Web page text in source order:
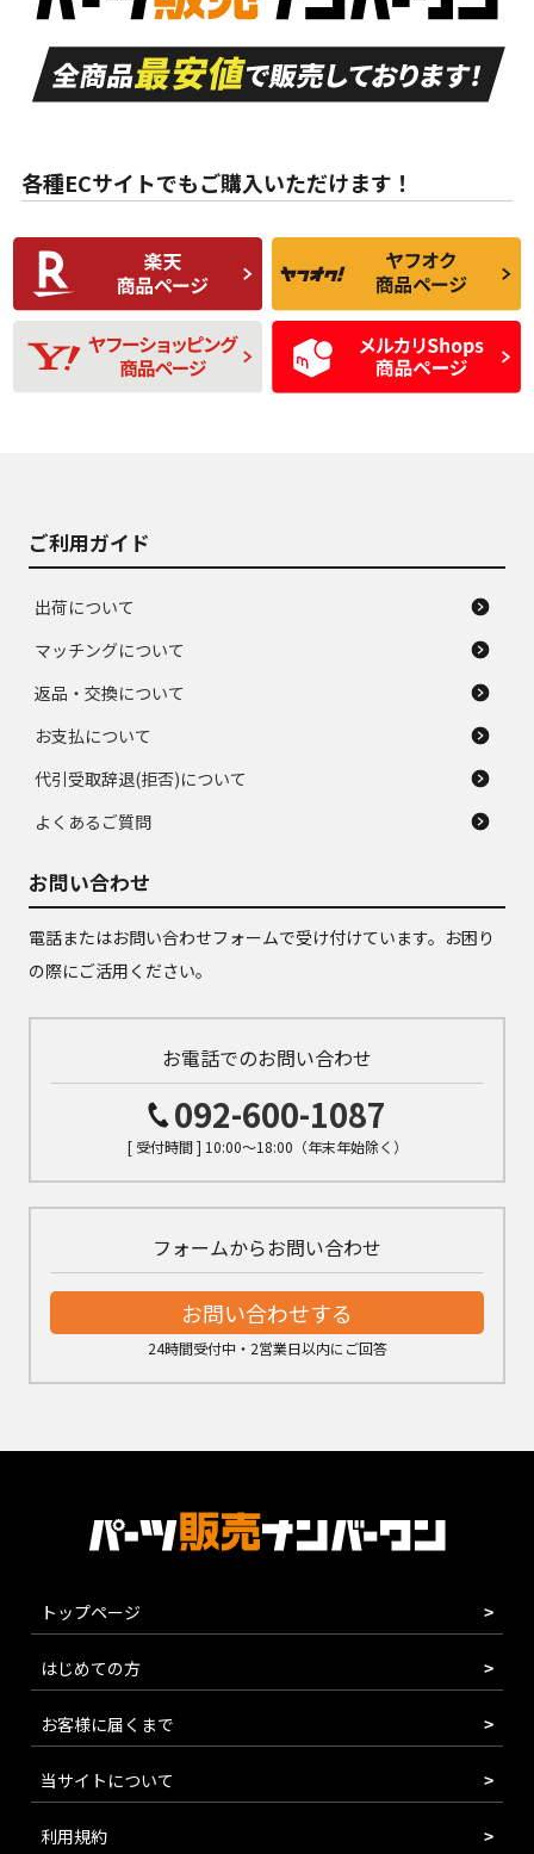
A
走行距離も少なく、
目立つ傷もほとんど
ない中古品
A
走行距離も少なく、
非常に状態の良い中
古品
な中古品
んどない中古品
C
比較的きれいな中古
品
C
られるが、使用に問
題のない中古品
D
使用感や目立つ傷が
あり、一般的な中古
品
D
残り溝も少なく、偏
磨耗がみられ、短期
間使用できるくらい
の中古品
各種ECサイトでもご購入いただけます！
ご利用ガイド
出荷について
マッチングについて
返品・交換について
お支払について
代引受取辞退(拒否)について
よくあるご質問
お問い合わせ
電話またはお問い合わせフォームで受け付けています。お困り
の際にご活用ください。
お電話でのお問い合わせ
092-600-1087
[ 受付時間 ] 10:00～18:00（年末年始除く）
フォームからお問い合わせ
お問い合わせする
24時間受付中・2営業日以内にご回答
トップページ
はじめての方
お客様に届くまで
当サイトについて
利用規約